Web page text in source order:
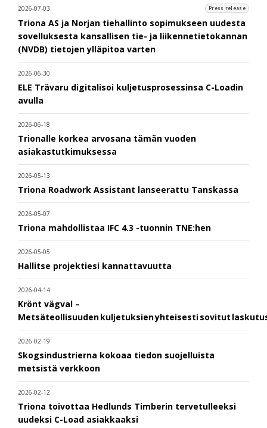
2026-07-03 Press release
Triona AS ja Norjan tiehallinto sopimukseen uudesta
sovelluksesta kansallisen tie- ja liikennetietokannan
(NVDB) tietojen ylläpitoa varten
2026-06-30
ELE Trävaru digitalisoi kuljetusprosessinsa C-Loadin
avulla
2026-06-18
Trionalle korkea arvosana tämän vuoden
asiakastutkimuksessa
2026-05-13
Triona Roadwork Assistant lanseerattu Tanskassa
2026-05-07
Triona mahdollistaa IFC 4.3 -tuonnin TNE:hen
2026-05-05
Hallitse projektiesi kannattavuutta
2026-04-14
Krönt vägval –
Metsäteollisuuden kuljetuksien yhteisesti sovitut
2026-02-19
Skogsindustrierna kokoaa tiedon suojelluista
metsistä verkkoon
2026-02-12
Triona toivottaa Hedlunds Timberin tervetulleeksi
uudeksi C-Load asiakkaaksi